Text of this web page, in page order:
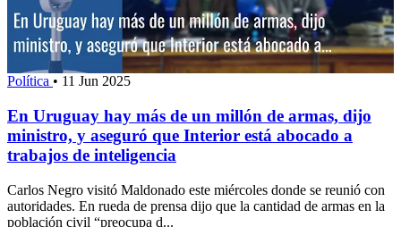
Política • 11 Jun 2025
En Uruguay hay más de un millón de armas, dijo
ministro, y aseguró que Interior está abocado a
trabajos de inteligencia
Carlos Negro visitó Maldonado este miércoles donde se reunió con
autoridades. En rueda de prensa dijo que la cantidad de armas en la
población civil “preocupa d...